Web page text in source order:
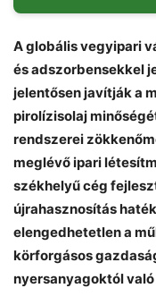
A globális vegyipari
és adszorbensekkel
jelentősen javítják a
pirolízisolaj
rendszerei
meglévő ipari
székhelyű cég
újrahasznosítás
elengedhetetlen a
körforgásos
nyersanyagoktól